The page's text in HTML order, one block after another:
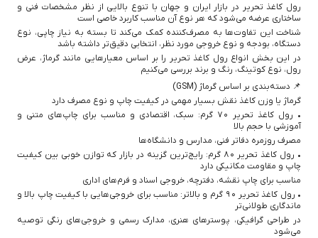
رول کاغذ تحریر در بازار ایران و جهان با تنوع بالایی از نظر مشخصات فنی و
ساختاری عرضه می‌شود که هر نوع آن مناسب کاربرد خاصی است
شناخت این تفاوت‌ها به مصرف‌کننده کمک می‌کند تا بسته به نیاز چاپی، نوع
دستگاه، بودجه و نوع خروجی مورد نظر، انتخابی دقیق‌تر داشته باشد
در این بخش انواع رول کاغذ تحریر را بر اساس معیارهایی مانند گرماژ، عرض
رول، نوع کوتینگ، رنگ و برند بررسی می‌کنیم
📌 دسته‌بندی بر اساس گرماژ (GSM)
گرماژ یا وزن کاغذ نقش بسیار مهمی در کیفیت چاپ و نوع مصرف دارد
• رول کاغذ تحریر 70 گرم: سبک، اقتصادی و مناسب برای چاپ‌های متنی و
آموزشی با حجم بالا
مصرف روزمره دفاتر فنی، مدارس و دانشگاه‌ها
• رول کاغذ تحریر 80 گرم: رایج‌ترین گزینه در بازار که توازن خوبی بین کیفیت
چاپ و مقاومت مکانیکی دارد
مناسب برای چاپ نقشه، دفترچه، خروجی اسناد و فرم‌های اداری
• رول کاغذ تحریر 90 گرم و بالاتر: مناسب برای خروجی‌هایی با کیفیت چاپ بالا و
ماندگاری طولانی‌تر
در طراحی گرافیکی، پوسترهای هنری، مدارک رسمی و خروجی‌های رنگی توصیه
می‌شود